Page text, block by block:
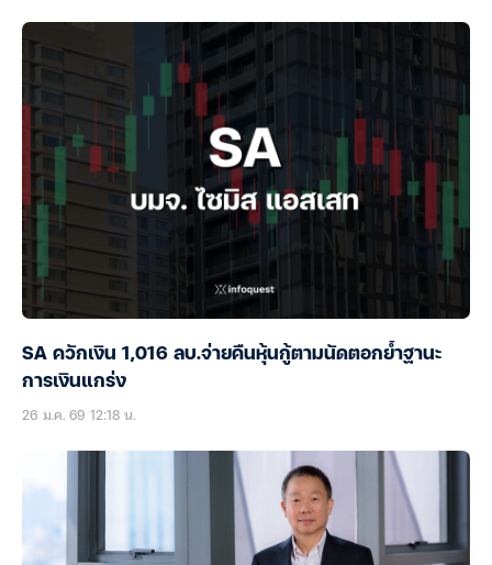
SA ควักเงิน 1,016 ลบ.จ่ายคืนหุ้นกู้ตามนัดตอกย้ำฐานะ
การเงินแกร่ง
26 ม.ค. 69 12:18 น.